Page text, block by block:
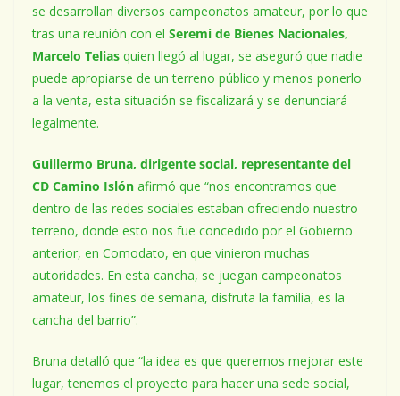
se desarrollan diversos campeonatos amateur, por lo que
tras una reunión con el Seremi de Bienes Nacionales,
Marcelo Telias quien llegó al lugar, se aseguró que nadie
puede apropiarse de un terreno público y menos ponerlo
a la venta, esta situación se fiscalizará y se denunciará
legalmente.
Guillermo Bruna, dirigente social, representante del
CD Camino Islón afirmó que “nos encontramos que
dentro de las redes sociales estaban ofreciendo nuestro
terreno, donde esto nos fue concedido por el Gobierno
anterior, en Comodato, en que vinieron muchas
autoridades. En esta cancha, se juegan campeonatos
amateur, los fines de semana, disfruta la familia, es la
cancha del barrio”.
Bruna detalló que “la idea es que queremos mejorar este
lugar, tenemos el proyecto para hacer una sede social,